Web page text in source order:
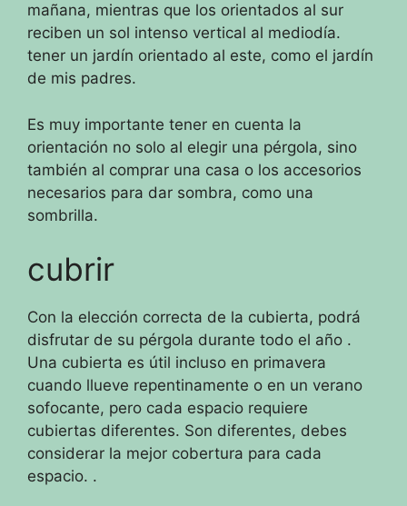
mañana, mientras que los orientados al sur
reciben un sol intenso vertical al mediodía.
tener un jardín orientado al este, como el jardín
de mis padres.
Es muy importante tener en cuenta la
orientación no solo al elegir una pérgola, sino
también al comprar una casa o los accesorios
necesarios para dar sombra, como una
sombrilla.
cubrir
Con la elección correcta de la cubierta, podrá
disfrutar de su pérgola durante todo el año .
Una cubierta es útil incluso en primavera
cuando llueve repentinamente o en un verano
sofocante, pero cada espacio requiere
cubiertas diferentes. Son diferentes, debes
considerar la mejor cobertura para cada
espacio. .